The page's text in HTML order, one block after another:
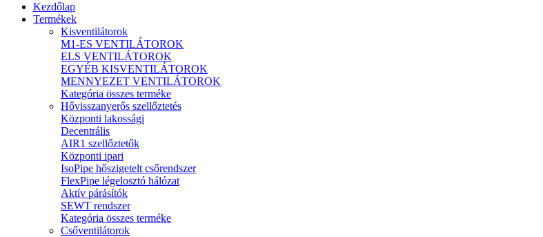
Kezdőlap
Termékek
Kisventilátorok
M1-ES VENTILÁTOROK
ELS VENTILÁTOROK
EGYÉB KISVENTILÁTOROK
MENNYEZET VENTILÁTOROK
Kategória összes terméke
Hővisszanyerős szellőztetés
Központi lakossági
Decentrális
AIR1 szellőztetők
Központi ipari
IsoPipe hőszigetelt csőrendszer
FlexPipe légelosztó hálózat
Aktív párásítók
SEWT rendszer
Kategória összes terméke
Csőventilátorok